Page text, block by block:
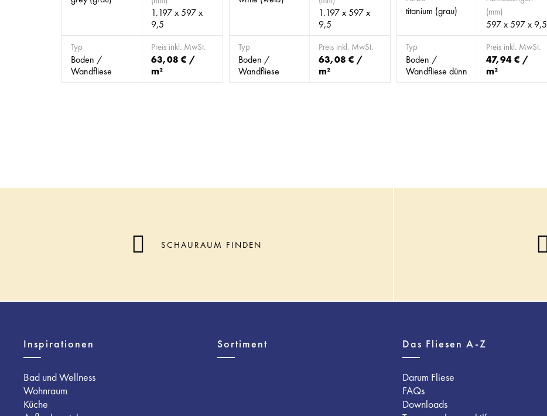
1.197 x 597 x
9,5
Typ
Boden /
Wandfliese
Preis inkl. MwSt.
63,08 € /
m²
1.197 x 597 x
9,5
Typ
Boden /
Wandfliese
Preis inkl. MwSt.
63,08 € /
m²
titanium (grau)
(mm)
597 x 597 x 9,5
Typ
Boden /
Wandfliese dünn
Preis inkl. MwSt.
47,94 € /
m²
SCHAURAUM FINDEN
Inspirationen
Bad und Wellness
Wohnraum
Küche
Sortiment Das Fliesen A-Z
Darum Fliese
FAQs
Downloads